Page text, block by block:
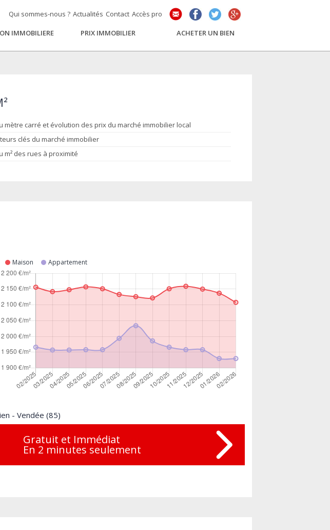
Qui sommes-nous ? Actualités Contact Accès pro
IMMOBILIERE PRIX IMMOBILIER ACHETER UN BIEN
mètre carré et évolution des prix du marché immobilier local
clés du marché immobilier
m² des rues à proximité
Maison Appartement
- Vendée (85)
Gratuit et Immédiat
En 2 minutes seulement